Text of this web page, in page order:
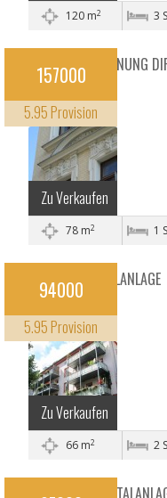
120 m2 3
HÜBSCHE WOHNUNG
AM FOCKEBERG
Leipzig, Saxony
Zu Verkaufen
157000
5.95 Provision
78 m2 1
SOLIDE KAPITALANLAGE
Leipzig, Saxony
Zu Verkaufen
94000
5.95 Provision
66 m2 2
DOPPELTE